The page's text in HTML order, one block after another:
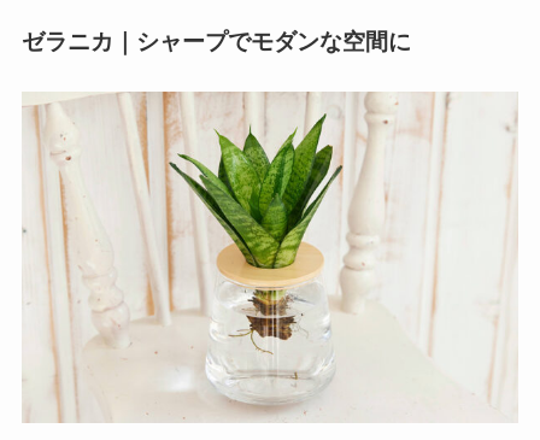
ゼラニカ｜シャープでモダンな空間に